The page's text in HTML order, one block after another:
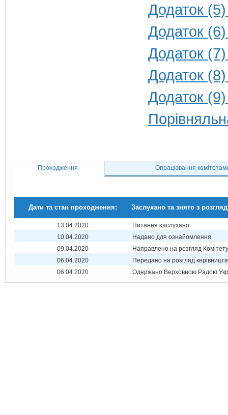
Додаток
Додаток
Додаток
Додаток
Додаток
Проходження Опрацювання
Дати та стан проходження: Заслухано та знято з
13.04.2020
Питання заслухано
10.04.2020
Надано для ознайомлення
09.04.2020
Направлено на розгляд Комітету
06.04.2020
Передано на розгляд
06.04.2020
Одержано Верховною Радою